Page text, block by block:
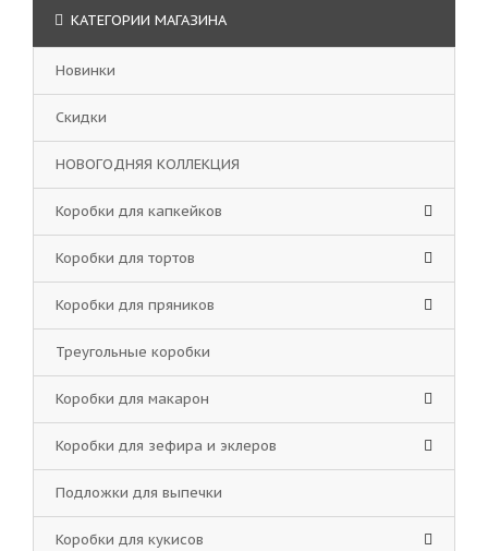
КАТЕГОРИИ МАГАЗИНА
Новинки
Скидки
НОВОГОДНЯЯ КОЛЛЕКЦИЯ
Коробки для капкейков
Коробки для тортов
Коробки для пряников
Треугольные коробки
Коробки для макарон
Коробки для зефира и эклеров
Подложки для выпечки
Коробки для кукисов